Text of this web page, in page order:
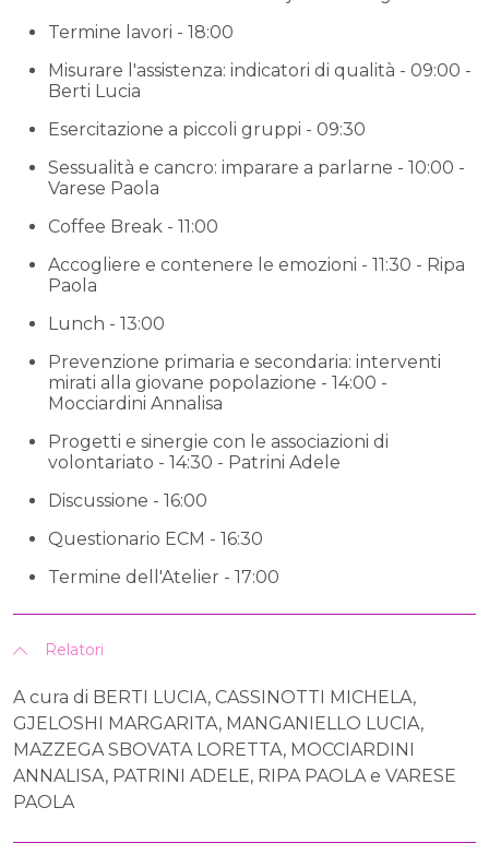
Termine lavori - 18:00
Misurare l'assistenza: indicatori di qualità - 09:00 -
Berti Lucia
Esercitazione a piccoli gruppi - 09:30
Sessualità e cancro: imparare a parlarne - 10:00 -
Varese Paola
Coffee Break - 11:00
Accogliere e contenere le emozioni - 11:30 - Ripa
Paola
Lunch - 13:00
Prevenzione primaria e secondaria: interventi
mirati alla giovane popolazione - 14:00 -
Mocciardini Annalisa
Progetti e sinergie con le associazioni di
volontariato - 14:30 - Patrini Adele
Discussione - 16:00
Questionario ECM - 16:30
Termine dell'Atelier - 17:00
Relatori
A cura di BERTI LUCIA, CASSINOTTI MICHELA,
GJELOSHI MARGARITA, MANGANIELLO LUCIA,
MAZZEGA SBOVATA LORETTA, MOCCIARDINI
ANNALISA, PATRINI ADELE, RIPA PAOLA e VARESE
PAOLA